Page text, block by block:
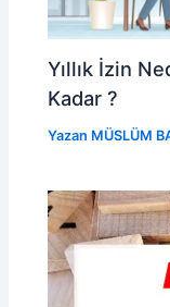
Yıllık İzin
Kadar ?
Yazan MÜSLÜM